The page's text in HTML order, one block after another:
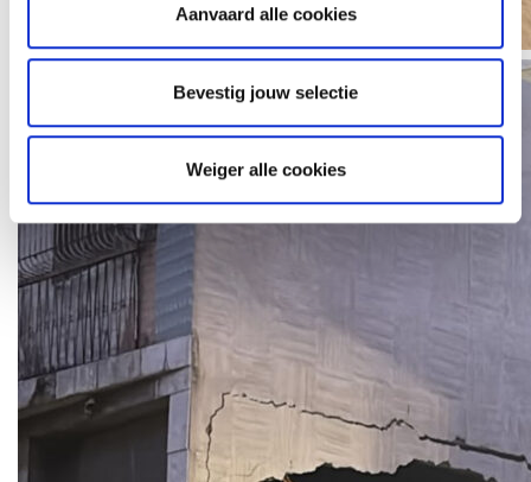
Aanvaard alle cookies
Bevestig jouw selectie
Weiger alle cookies